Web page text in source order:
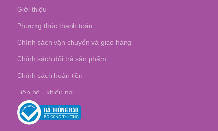
Giới thiệu
Phương thức thanh toán
Chính sách vận chuyển và giao hàng
Chính sách đổi trả sản phẩm
Chính sách hoàn tiền
Liên hệ - khiếu nại